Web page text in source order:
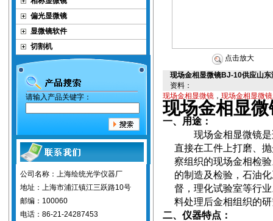
偏光显微镜
显微镜软件
切割机
请输入产品关键字：
公司名称：上海绘统光学仪器厂
地址：上海市浦江镇江三跃路10号
邮编：100060
电话：86-21-24287453
点击放大
现场金相显微镜BJ-10供应山
资料：
现场金相显微镜 ， 现场金相显微镜
现场金相显微
一、用途：
现场金相显微镜
直接在工件上打磨、
察组织的现场金相检
的制造及检验，石油
督，理化试验室等行
料处理后金相组织的
二、仪器特点：